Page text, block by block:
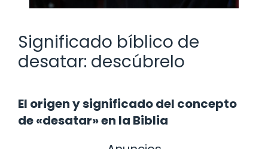
Significado bíblico de
desatar: descúbrelo
El origen y significado del concepto
de «desatar» en la Biblia